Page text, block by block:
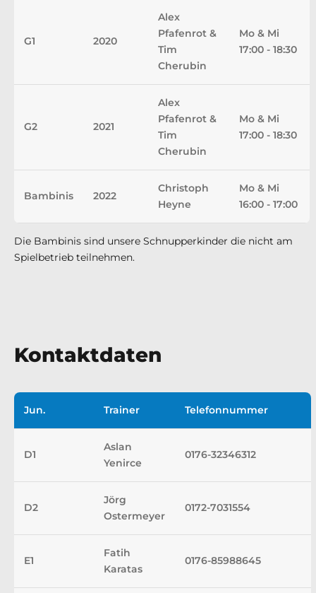
G1 2020
Alex
Pfafenrot &
Tim
Cherubin
Mo & Mi
17:00 - 18:30
G2 2021
Alex
Pfafenrot &
Tim
Cherubin
Mo & Mi
17:00 - 18:30
Bambinis 2022
Christoph
Heyne
Mo & Mi
16:00 - 17:00
Die Bambinis sind unsere Schnupperkinder die nicht am
Spielbetrieb teilnehmen.
Kontaktdaten
Jun. Trainer Telefonnummer
D1
Aslan
Yenirce
0176-32346312
D2
Jörg
Ostermeyer
0172-7031554
E1
Fatih
Karatas
0176-85988645